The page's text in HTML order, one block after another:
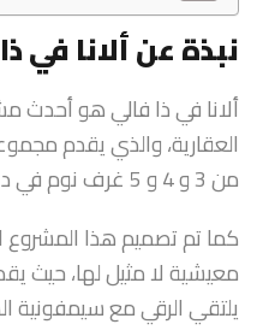
نبذة عن ألانا في
ألانا في ذا فالي هو
العقارية، والذي يقدم
من 3 و 4 و 5 غرف نوم في دبي.
كما تم تصميم هذا المشروع
معيشية لا مثيل لها، حيث
يلتقي الرقي مع سيمفونية